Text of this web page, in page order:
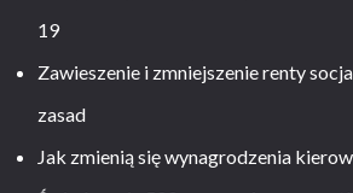
19
Zawieszenie i zmniejszenie renty
zasad
Jak zmienią się wynagrodzenia